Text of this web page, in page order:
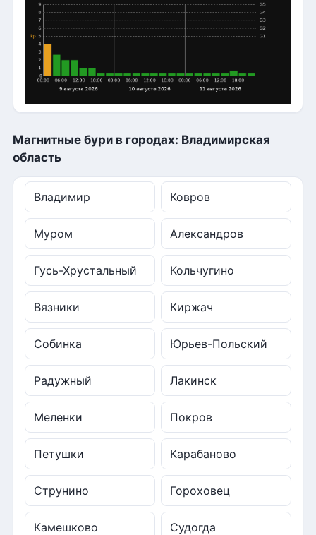
Магнитные бури в городах: Владимирская
область
Владимир Ковров
Муром Александров
Гусь-Хрустальный Кольчугино
Вязники Киржач
Собинка Юрьев-Польский
Радужный Лакинск
Меленки Покров
Петушки Карабаново
Струнино Гороховец
Камешково Судогда